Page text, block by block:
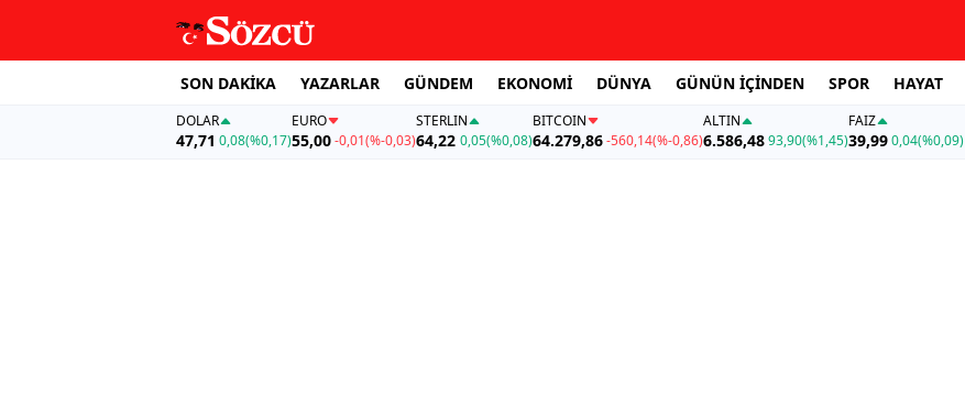
SON DAKİKA YAZARLAR GÜNDEM EKONOMİ DÜNYA GÜNÜN İÇİNDEN SPOR HAYAT
DOLAR
47,71 0,08(%0,17)
EURO
55,00 -0,01(%-0,03)
STERLIN
64,22 0,05(%0,08)
BITCOIN
64.279,86-560,14(%-0,86)
ALTIN
6.586,4893,90(%1,45)
FAİZ
39,990,04(%0,09)